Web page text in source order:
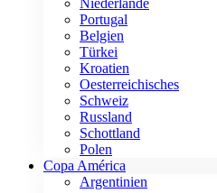
Niederlande
Portugal
Belgien
Türkei
Kroatien
Oesterreichisches
Schweiz
Russland
Schottland
Polen
Copa América
Argentinien